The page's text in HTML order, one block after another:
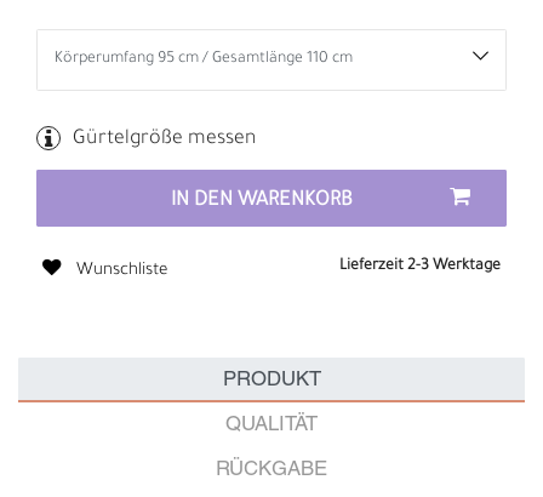
Gürtelgröße messen
IN DEN WARENKORB
Wunschliste Lieferzeit 2-3 Werktage
PRODUKT
QUALITÄT
RÜCKGABE